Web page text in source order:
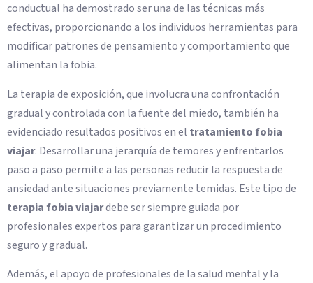
conductual ha demostrado ser una de las técnicas más
efectivas, proporcionando a los individuos herramientas para
modificar patrones de pensamiento y comportamiento que
alimentan la fobia.
La terapia de exposición, que involucra una confrontación
gradual y controlada con la fuente del miedo, también ha
evidenciado resultados positivos en el tratamiento fobia
viajar. Desarrollar una jerarquía de temores y enfrentarlos
paso a paso permite a las personas reducir la respuesta de
ansiedad ante situaciones previamente temidas. Este tipo de
terapia fobia viajardebe ser siempre guiada por
profesionales expertos para garantizar un procedimiento
seguro y gradual.
Además, el apoyo de profesionales de la salud mental y la